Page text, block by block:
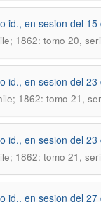
id., en sesion del 15
1862: tomo 20,
id., en sesion del 23
1862: tomo 21,
id., en sesion del 23
1862: tomo 21,
id., en sesion del 27